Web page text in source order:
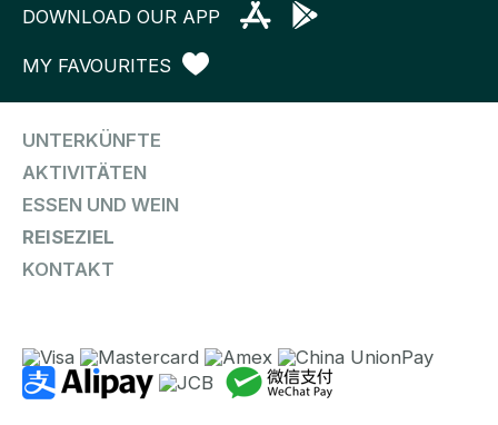
DOWNLOAD OUR APP
MY FAVOURITES
UNTERKÜNFTE
AKTIVITÄTEN
ESSEN UND WEIN
REISEZIEL
KONTAKT